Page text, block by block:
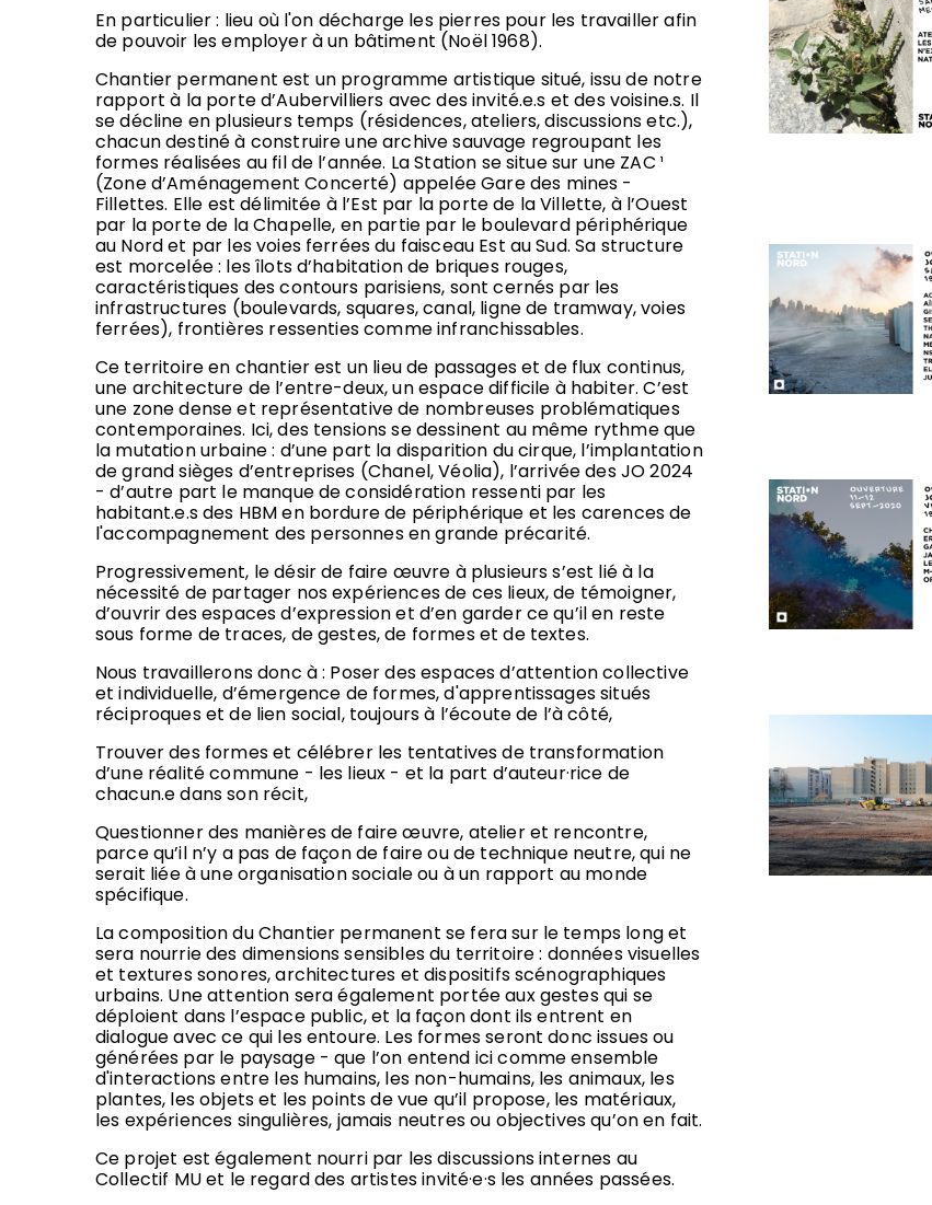
En particulier : lieu où l'on décharge les pierres pour les travailler afin
de pouvoir les employer à un bâtiment (Noël 1968).
Chantier permanent est un programme artistique situé, issu de notre
rapport à la porte d’Aubervilliers avec des invité.e.s et des voisine.s. Il
se décline en plusieurs temps (résidences, ateliers, discussions etc.),
chacun destiné à construire une archive sauvage regroupant les
formes réalisées au fil de l’année. La Station se situe sur une ZAC ¹
(Zone d’Aménagement Concerté) appelée Gare des mines -
Fillettes. Elle est délimitée à l’Est par la porte de la Villette, à l’Ouest
par la porte de la Chapelle, en partie par le boulevard périphérique
au Nord et par les voies ferrées du faisceau Est au Sud. Sa structure
est morcelée : les îlots d’habitation de briques rouges,
caractéristiques des contours parisiens, sont cernés par les
infrastructures (boulevards, squares, canal, ligne de tramway, voies
ferrées), frontières ressenties comme infranchissables.
Ce territoire en chantier est un lieu de passages et de flux continus,
une architecture de l’entre-deux, un espace difficile à habiter. C’est
une zone dense et représentative de nombreuses problématiques
contemporaines. Ici, des tensions se dessinent au même rythme que
la mutation urbaine : d’une part la disparition du cirque, l’implantation
de grand sièges d’entreprises (Chanel, Véolia), l’arrivée des JO 2024
- d’autre part le manque de considération ressenti par les
habitant.e.s des HBM en bordure de périphérique et les carences de
l'accompagnement des personnes en grande précarité.
Progressivement, le désir de faire œuvre à plusieurs s’est lié à la
nécessité de partager nos expériences de ces lieux, de témoigner,
d’ouvrir des espaces d’expression et d’en garder ce qu’il en reste
sous forme de traces, de gestes, de formes et de textes.
Nous travaillerons donc à : Poser des espaces d’attention collective
et individuelle, d’émergence de formes, d'apprentissages situés
réciproques et de lien social, toujours à l’écoute de l’à côté,
Trouver des formes et célébrer les tentatives de transformation
d’une réalité commune - les lieux - et la part d’auteur·rice de
chacun.e dans son récit,
Questionner des manières de faire œuvre, atelier et rencontre,
parce qu’il n’y a pas de façon de faire ou de technique neutre, qui ne
serait liée à une organisation sociale ou à un rapport au monde
spécifique.
La composition du Chantier permanent se fera sur le temps long et
sera nourrie des dimensions sensibles du territoire : données visuelles
et textures sonores, architectures et dispositifs scénographiques
urbains. Une attention sera également portée aux gestes qui se
déploient dans l’espace public, et la façon dont ils entrent en
dialogue avec ce qui les entoure. Les formes seront donc issues ou
générées par le paysage - que l’on entend ici comme ensemble
d'interactions entre les humains, les non-humains, les animaux, les
plantes, les objets et les points de vue qu’il propose, les matériaux,
les expériences singulières, jamais neutres ou objectives qu’on en fait.
Ce projet est également nourri par les discussions internes au
Collectif MU et le regard des artistes invité·e·s les années passées.